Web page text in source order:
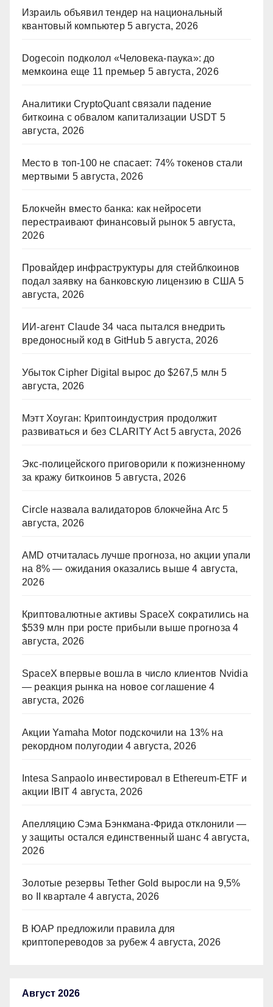
Израиль объявил тендер на национальный
квантовый компьютер 5 августа, 2026
Dogecoin подколол «Человека-паука»: до
мемкоина еще 11 премьер 5 августа, 2026
Аналитики CryptoQuant связали падение
биткоина с обвалом капитализации USDT 5
августа, 2026
Место в топ-100 не спасает: 74% токенов стали
мертвыми 5 августа, 2026
Блокчейн вместо банка: как нейросети
перестраивают финансовый рынок 5 августа,
2026
Провайдер инфраструктуры для стейблкоинов
подал заявку на банковскую лицензию в США 5
августа, 2026
ИИ-агент Claude 34 часа пытался внедрить
вредоносный код в GitHub 5 августа, 2026
Убыток Cipher Digital вырос до $267,5 млн 5
августа, 2026
Мэтт Хоуган: Криптоиндустрия продолжит
развиваться и без CLARITY Act 5 августа, 2026
Экс-полицейского приговорили к пожизненному
за кражу биткоинов 5 августа, 2026
Circle назвала валидаторов блокчейна Arc 5
августа, 2026
AMD отчиталась лучше прогноза, но акции упали
на 8% — ожидания оказались выше 4 августа,
2026
Криптовалютные активы SpaceX сократились на
$539 млн при росте прибыли выше прогноза 4
августа, 2026
SpaceX впервые вошла в число клиентов Nvidia
— реакция рынка на новое соглашение 4
августа, 2026
Акции Yamaha Motor подскочили на 13% на
рекордном полугодии 4 августа, 2026
Intesa Sanpaolo инвестировал в Ethereum-ETF и
акции IBIT 4 августа, 2026
Апелляцию Сэма Бэнкмана-Фрида отклонили —
у защиты остался единственный шанс 4 августа,
2026
Золотые резервы Tether Gold выросли на 9,5%
во II квартале 4 августа, 2026
В ЮАР предложили правила для
криптопереводов за рубеж 4 августа, 2026
Август 2026